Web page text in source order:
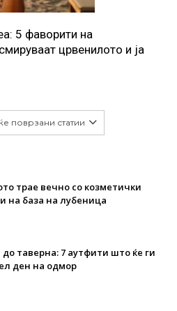
5 фаворити на
црвенилото и ја
поврзани статии
трае вечно со козметички
на база на лубеница
таверна: 7 аутфити што ќе ги
ден на одмор